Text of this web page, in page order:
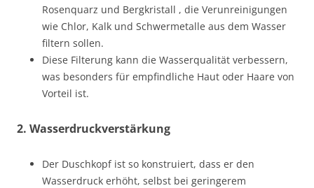
Rosenquarz und Bergkristall , die Verunreinigungen
wie Chlor, Kalk und Schwermetalle aus dem Wasser
filtern sollen.
Diese Filterung kann die Wasserqualität verbessern,
was besonders für empfindliche Haut oder Haare von
Vorteil ist.
2. Wasserdruckverstärkung
Der Duschkopf ist so konstruiert, dass er den
Wasserdruck erhöht, selbst bei geringerem